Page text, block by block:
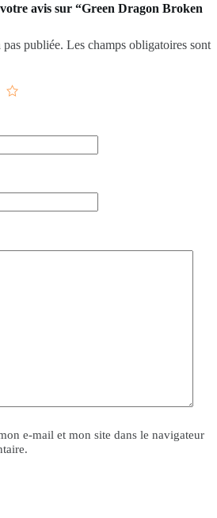
avis sur “Green Dragon Broken
pas publiée. Les champs obligatoires sont
e-mail et mon site dans le navigateur